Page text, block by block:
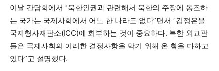
이날 간담회에서 “북한인권과 관련해서 북한의 주장에 동조하
는 국가는 국제사회에서 어느 한 나라도 없다”면서 “김정은을
국제형사재판소(ICC)에 회부하는 것이 중요하다. 북한 외교관
들은 국제사회의 이러한 결정사항을 막기 위해 온 힘을 다하고
있다”고 설명했다.